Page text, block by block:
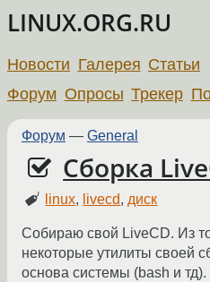
LINUX.ORG.RU
Новости Галерея Статьи
Форум Опросы Трекер
Форум — General
Сборка
linux, livecd,диск
Собираю свой LiveCD. Из
некоторые утилиты своей
основа системы (bash и тд).